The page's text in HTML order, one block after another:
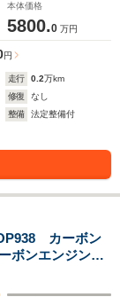
本体価格
5800.0 万円
円
走行 0.2万km
修復
なし
整備
法定整備付
カーボン
ボンエンジンカ
20インチダイ
ト